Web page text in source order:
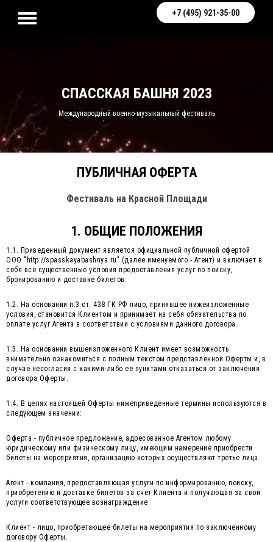
+7 (495) 921-35-00
СПАССКАЯ БАШНЯ 2023
Международный военно-музыкальный фестиваль
ПУБЛИЧНАЯ ОФЕРТА
Фестиваль на Красной Площади
1. ОБЩИЕ ПОЛОЖЕНИЯ
1.1. Приведенный документ является официальной публичной офертой
ООО "http://spasskayabashnya.ru" (далее именуемого - Агент) и включает в
себя все существенные условия предоставления услуг по поиску,
бронированию и доставке билетов.
1.2. На основании п.3 ст. 438 ГК РФ лицо, принявшее нижеизложенные
условия, становится Клиентом и принимает на себя обязательства по
оплате услуг Агента в соответствии с условиями данного договора.
1.3. На основании вышеизложенного Клиент имеет возможность
внимательно ознакомиться с полным текстом представленной Оферты и, в
случае несогласия с какими-либо ее пунктами отказаться от заключения
договора Оферты.
1.4. В целях настоящей Оферты нижеприведенные термины используются в
следующем значении:
Оферта - публичное предложение, адресованное Агентом любому
юридическому или физическому лицу, имеющим намерение приобрести
билеты на мероприятия, организацию которых осуществляют третье лица.
Агент - компания, предоставляющая услуги по информированию, поиску,
приобретению и доставке билетов за счет Клиента и получающая за свои
услуги соответствующее вознаграждение.
Клиент - лицо, приобретающее билеты на мероприятия по заключенному
договору Оферты.